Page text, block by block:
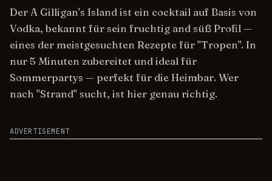
Der A Gilligan's Island ist ein cocktail auf Basis von
Vodka, bekannt für sein fruchtig and süß Profil —
eines der meistgesuchten Rezepte für "Tropen". In
nur 5 Minuten zubereitet und ideal für
Sommerpartys — perfekt für die Heimbar. Wer
nach "Strand" sucht, ist hier genau richtig.
ADVERTISEMENT